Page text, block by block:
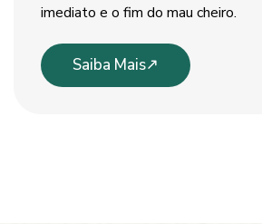
imediato e o fim do mau cheiro.
Saiba Mais